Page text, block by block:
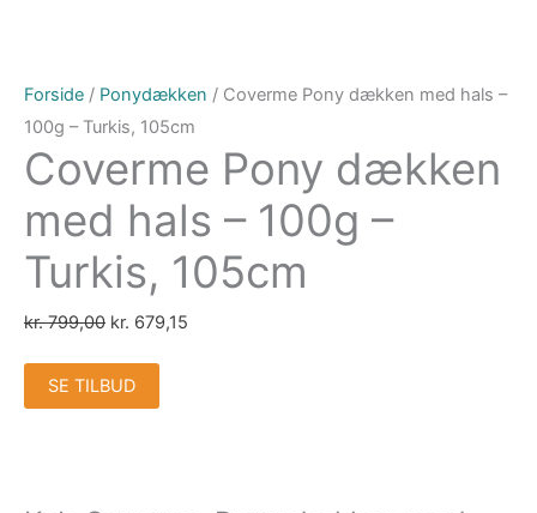
Forside / Ponydækken / Coverme Pony dækken med hals –
100g – Turkis, 105cm
Coverme Pony dækken
med hals – 100g –
Turkis, 105cm
kr.799,00 kr. 679,15
SE TILBUD